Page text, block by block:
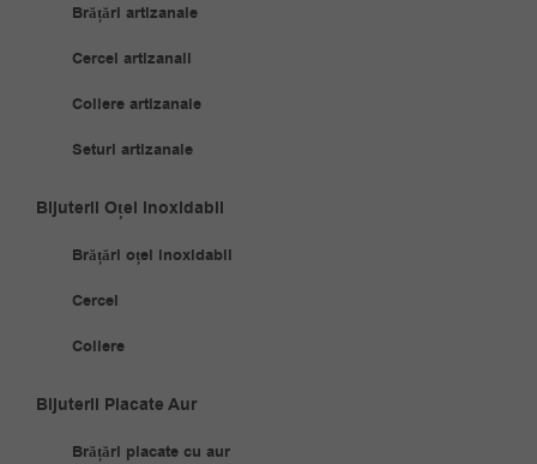
Brățări artizanale
Cercei artizanali
Coliere artizanale
Seturi artizanale
Bijuterii Oțel Inoxidabil
Brățări oțel inoxidabil
Cercei
Coliere
Bijuterii Placate Aur
Brățări placate cu aur